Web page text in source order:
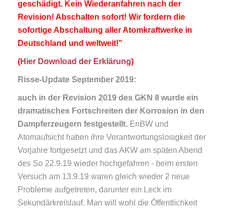
geschädigt. Kein Wiederanfahren nach der
Revision! Abschalten sofort! Wir fordern die
sofortige Abschaltung aller Atomkraftwerke in
Deutschland und weltweit!"
(Hier Download der Erklärung)
Risse-Update September 2019:
auch in der Revision 2019 des GKN II wurde ein
dramatisches Fortschreiten der Korrosion in den
Dampferzeugern festgestellt. EnBW und
Atomaufsicht haben ihre Verantwortungslosigkeit der
Vorjahre fortgesetzt und das AKW am späten Abend
des So 22.9.19 wieder hochgefahren - beim ersten
Versuch am 13.9.19 waren gleich wieder 2 neue
Probleme aufgetreten, darunter ein Leck im
Sekundärkreislauf. Man will wohl die Öffentlichkeit